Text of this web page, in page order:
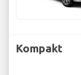
Kompakt